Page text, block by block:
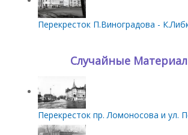
Перекресток П.Виноградова -
Случайные
Перекресток пр. Ломоносова и ул.